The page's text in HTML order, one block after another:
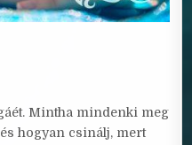
Mintha mindenki meg
hogyan csinálj, mert